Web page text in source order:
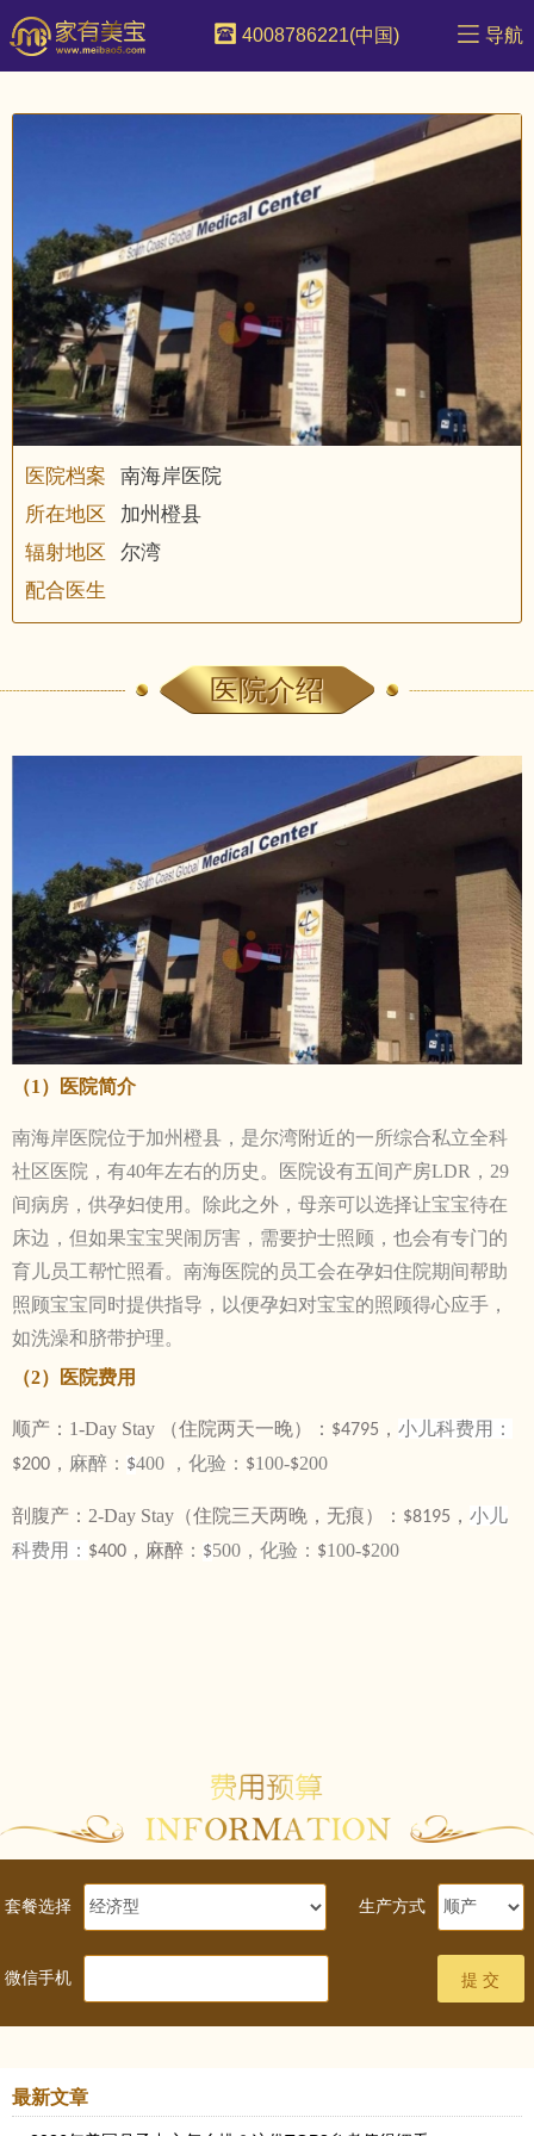
4008786221(中国) 导航
医院档案
南海岸医院
所在地区
加州橙县
辐射地区
尔湾
配合医生
医院介绍
（1）医院简介
南海岸医院位于加州橙县，是尔湾附近的一所综合私立全科
社区医院，有40年左右的历史。医院设有五间产房LDR，29
间病房，供孕妇使用。除此之外，母亲可以选择让宝宝待在
床边，但如果宝宝哭闹厉害，需要护士照顾，也会有专门的
育儿员工帮忙照看。南海医院的员工会在孕妇住院期间帮助
照顾宝宝同时提供指导，以便孕妇对宝宝的照顾得心应手，
如洗澡和脐带护理。
（2）医院费用
顺产：1-Day Stay （住院两天一晚）： $4795， 小儿科费用：
$200， 麻醉： $400 ，化验： $100-$200
剖腹产：2-Day Stay（住院三天两晚，无痕）： $8195， 小儿
科费用： $400，麻醉 ： $500，化验： $100-$200
套餐选择 生产方式
微信手机
最新文章